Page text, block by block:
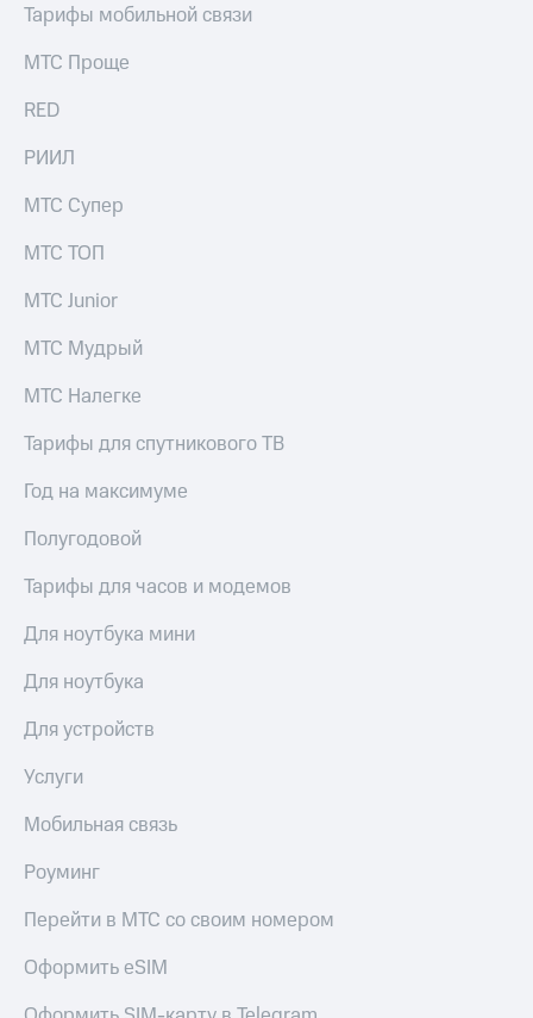
Тарифы мобильной связи
МТС Проще
RED
РИИЛ
МТС Супер
МТС ТОП
МТС Junior
МТС Мудрый
МТС Налегке
Тарифы для спутникового ТВ
Год на максимуме
Полугодовой
Тарифы для часов и модемов
Для ноутбука мини
Для ноутбука
Для устройств
Услуги
Мобильная связь
Роуминг
Перейти в МТС со своим номером
Оформить eSIM